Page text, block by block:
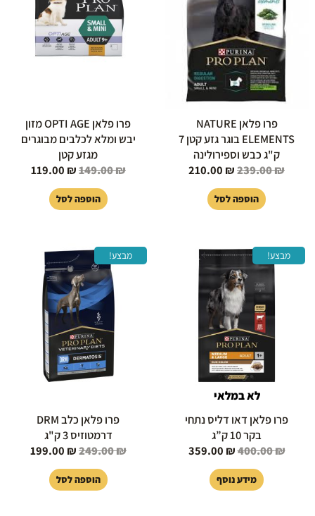
פרו פלאן NATURE
ELEMENTS בוגר גזע קטן 7
ק"ג כבש וספירולינה
239.00₪
210.00 ₪
הוספה לסל
פרו פלאן OPTI AGE מזון
יבש ומלא לכלבים מבוגרים
מגזע קטן
149.00₪
119.00 ₪
הוספה לסל
מבצע!
לא במלאי
פרו פלאן דאו דליס נתחי
בקר 10 ק”ג
400.00₪
המחיר
המקורי
היה:
400.00 ₪.
359.00 ₪
מידע נוסף
מבצע!
פרו פלאן כלב DRM
דרמטוזיס 3 ק"ג
249.00₪
המחיר
המקורי
היה:
249.00 ₪.
199.00 ₪
הוספה לסל